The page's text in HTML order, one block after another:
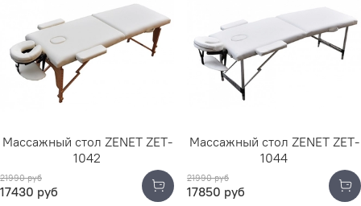
Массажный стол ZENET ZET-
1042
21990 руб
17430 руб
Массажный стол ZENET ZET-
1044
21990 руб
17850 руб